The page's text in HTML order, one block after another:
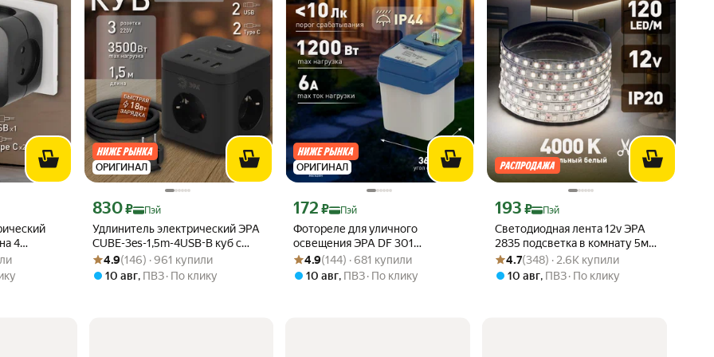
4
353 ₽ вместо
ОРИГИНАЛ
Удлинитель электрический ЭРА
CUBE-3es-1,5m-4USB-B куб с
заземлением и выключателем,
3 розетки+4xUSBA+C 1,5м 16А
Цена с картой Яндекс Пэй 830 ₽ вместо
830₽ Пэй
Рейтинг товара: 4.9 из 5
Оценок: (146) · 961 купили
4.9(146) · 961 купили
10 авг, ПВЗ По клику
ОРИГИНАЛ
Фотореле для уличного
освещения ЭРА DF 301
настенное, 1200Вт, IP44
Цена с картой Яндекс Пэй 172 ₽ вместо
172 ₽ Пэй
Рейтинг товара: 4.9 из 5
Оценок: (144) · 681 купили
4.9(144) · 681 купили
10 авг, ПВЗ По клику
Светодиодная лента 12v ЭРА
2835 подсветка в комнату 5м
9,6w белая, нейтральный свет
Цена с картой Яндекс Пэй 193 ₽ вместо
193 ₽ Пэй
Рейтинг товара: 4.7 из 5
Оценок: (348) · 2.6K купили
4.7(348) · 2.6K купили
10 авг, ПВЗ По клику